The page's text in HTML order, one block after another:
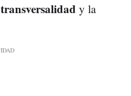
transversalidad y la